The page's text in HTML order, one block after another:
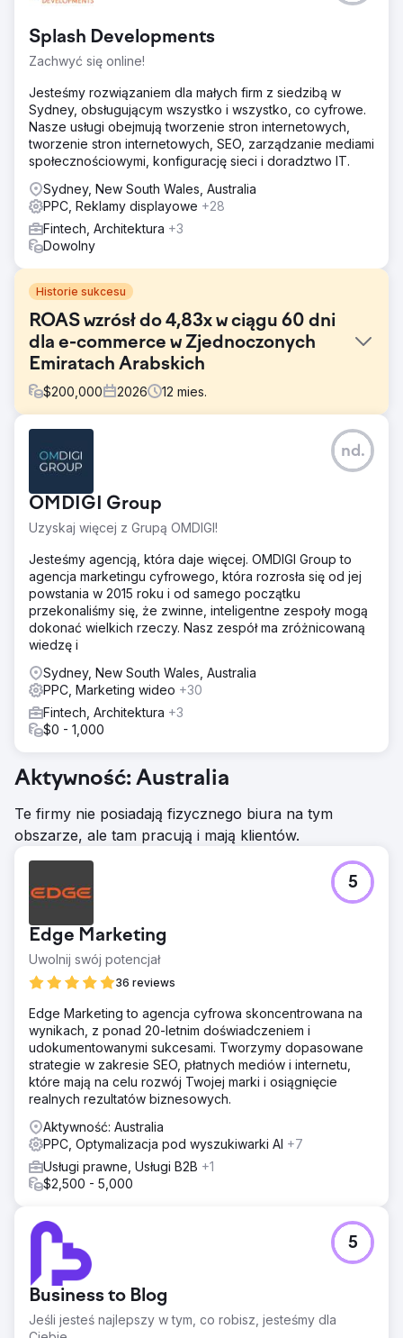
Splash Developments
Zachwyć się online!
Jesteśmy rozwiązaniem dla małych firm z siedzibą w
Sydney, obsługującym wszystko i wszystko, co cyfrowe.
Nasze usługi obejmują tworzenie stron internetowych,
tworzenie stron internetowych, SEO, zarządzanie mediami
społecznościowymi, konfigurację sieci i doradztwo IT.
Sydney, New South Wales, Australia
PPC, Reklamy displayowe +28
Fintech, Architektura +3
Dowolny
Historie sukcesu
ROAS wzrósł do 4,83x w ciągu 60 dni
dla e-commerce w Zjednoczonych
Emiratach Arabskich
$200,000 2026 12 mies.
Dostawca świeżych produktów B2B z siedzibą w
Zjednoczonych Emiratach Arabskich prowadził reklamy
Google Ads, generując miesięczne wydatki rzędu 8–9 tys.
AED, ale miał problemy z rentownością. ROAS utrzymywał
się poniżej 3x, przychody były niezadowalające, a brak
odpowiedniego śledzenia e-commerce ograniczał
optymalizację. Struktura kampanii nie była przejrzysta na
poziomie produktu, co utrudniało identyfikację wydajnych
SKU i poprawę efektywności konwersji.
Rozwiązanie
Wdrożyliśmy hybrydową strategię łączącą kampanie
Smart Shopping i Search, aby uchwycić zarówno popyt,
jak i intencje zakupowe. Wdrożyliśmy zaawansowane
śledzenie e-commerce z atrybucją na poziomie zakupu,
aby zapewnić dokładne dane. Kampanie zostały
zrestrukturyzowane poprzez segmentację na poziomie
SKU, wspierane przez ustalanie stawek w oparciu o
B2B, aby ponownie zaangażować wartościowych
kupujących i poprawić jakość konwersji.
Wyniki
Przychody wzrosły z 48 tys. do 105 tys. dolarów w ciągu
rentowność kampanii. Konwersje zakupowe wzrosły o
81% dzięki lepszemu targetowaniu, ustrukturyzowanym
kampaniom i dokładnemu śledzeniu. Rezultatem był
skalowalny i wysoce wydajny silnik wzrostu eCommerce
B2B.
OMDIGI Group
Uzyskaj więcej z Grupą OMDIGI!
nd.
Jesteśmy agencją, która daje więcej. OMDIGI Group to
agencja marketingu cyfrowego, która rozrosła się od jej
powstania w 2015 roku i od samego początku
przekonaliśmy się, że zwinne, inteligentne zespoły mogą
dokonać wielkich rzeczy. Nasz zespół ma zróżnicowaną
wiedzę i
Sydney, New South Wales, Australia
PPC, Marketing wideo +30
Fintech, Architektura +3
$0 - 1,000
Aktywność: Australia
Te firmy nie posiadają fizycznego biura na tym
obszarze, ale tam pracują i mają klientów.
Edge Marketing
Uwolnij swój potencjał
36 reviews
5
Edge Marketing to agencja cyfrowa skoncentrowana na
wynikach, z ponad 20-letnim doświadczeniem i
udokumentowanymi sukcesami. Tworzymy dopasowane
strategie w zakresie SEO, płatnych mediów i internetu,
które mają na celu rozwój Twojej marki i osiągnięcie
realnych rezultatów biznesowych.
Aktywność: Australia
PPC, Optymalizacja pod wyszukiwarki AI +7
Usługi prawne, Usługi B2B +1
$2,500 - 5,000
Business to Blog
Jeśli jesteś najlepszy w tym, co robisz, jesteśmy dla
5